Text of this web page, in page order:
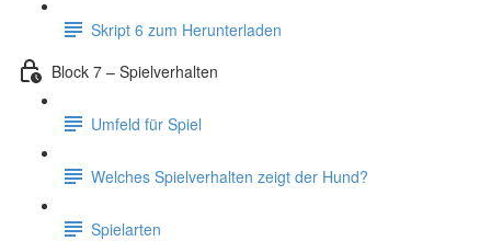
Skript 6 zum Herunterladen
Block 7 – Spielverhalten
Umfeld für Spiel
Welches Spielverhalten zeigt der Hund?
Spielarten